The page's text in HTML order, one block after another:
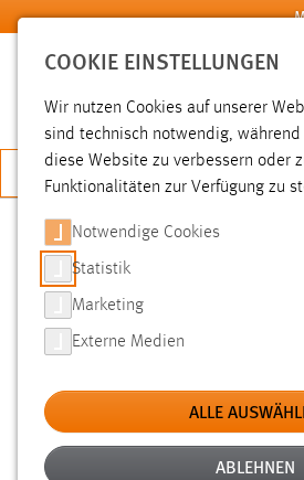
Zum Hauptinhalt springen
JETZT
SUCHE
FILTER
Typ
Erstellungsdatum
COOKIE EINSTELLUNGEN
Wir nutzen Cookies auf unserer
sind technisch notwendig,
diese Website zu verbessern oder
Funktionalitäten zur Verfügung zu
Notwendige Cookies
Statistik
Marketing
Externe Medien
ALLE
ABLEHNEN